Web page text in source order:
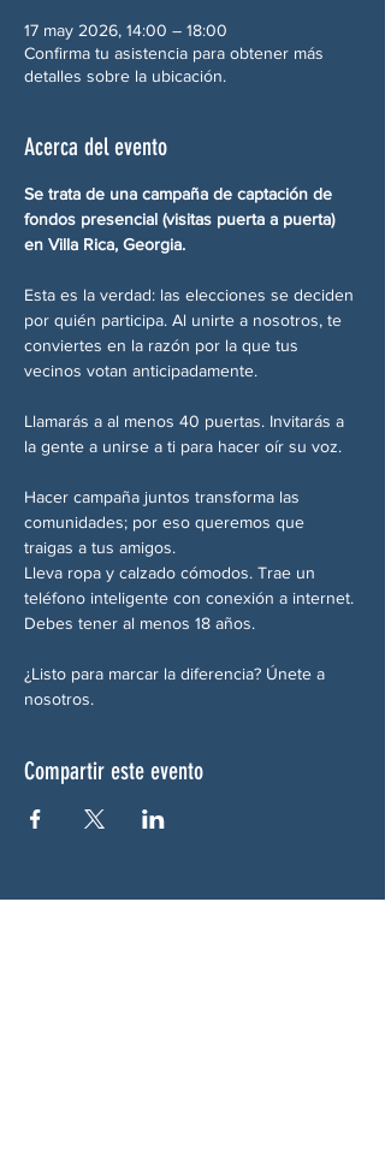
17 may 2026, 14:00 – 18:00
Confirma tu asistencia para obtener más
detalles sobre la ubicación.
Acerca del evento
Se trata de una campaña de captación de
fondos presencial (visitas puerta a puerta)
en Villa Rica, Georgia.
Esta es la verdad: las elecciones se deciden
por quién participa. Al unirte a nosotros, te
conviertes en la razón por la que tus
vecinos votan anticipadamente.
Llamarás a al menos 40 puertas. Invitarás a
la gente a unirse a ti para hacer oír su voz.
Hacer campaña juntos transforma las
comunidades; por eso queremos que
traigas a tus amigos.
Lleva ropa y calzado cómodos. Trae un
teléfono inteligente con conexión a internet.
Debes tener al menos 18 años.
¿Listo para marcar la diferencia? Únete a
nosotros.
Compartir este evento
SOBRE NOSOTROS